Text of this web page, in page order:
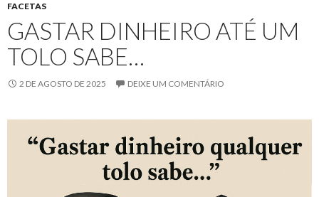
FACETAS
GASTAR DINHEIRO ATÉ UM
TOLO SABE…
2 DE AGOSTO DE 2025 DEIXE UM COMENTÁRIO